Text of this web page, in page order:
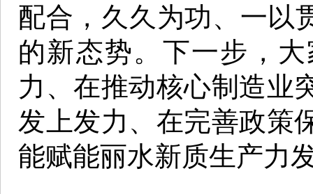
配合，久久为功、一以
的新态势。下一步，
力、在推动核心制造业
发上发力、在完善政策
能赋能丽水新质生产力